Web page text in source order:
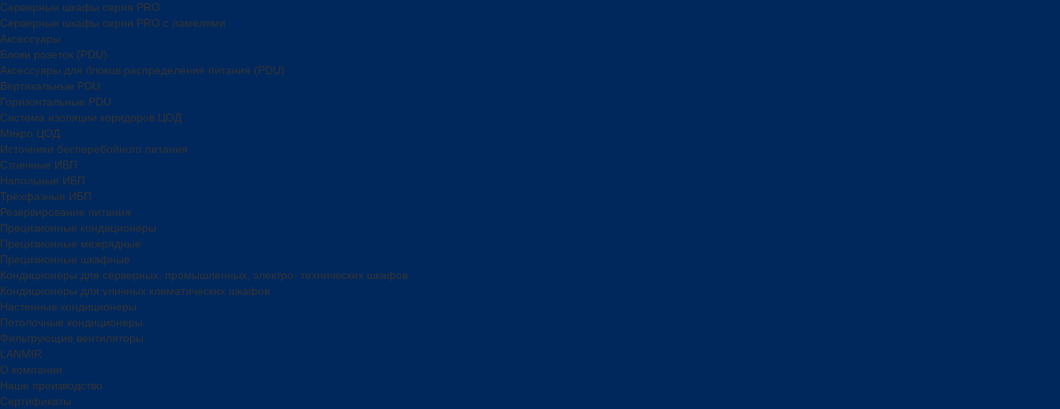
Серверные шкафы серия PRO
Серверные шкафы серии PRO с ламелями
Аксессуары
Блоки розеток (PDU)
Аксессуары для блоков распределения питания (PDU)
Вертикальные PDU
Горизонтальные PDU
Система изоляции коридоров ЦОД
Микро ЦОД
Источники бесперебойного питания
Стоечные ИБП
Напольные ИБП
Трёхфазные ИБП
Резервирование питания
Прецизионные кондиционеры
Прецизионные межрядные
Прецизионные шкафные
Кондиционеры для серверных, промышленных, электро- технических шкафов
Кондиционеры для уличных климатических шкафов
Настенные кондиционеры
Потолочные кондиционеры
Фильтрующие вентиляторы
LANMIR
О компании
Наше производство
Сертификаты